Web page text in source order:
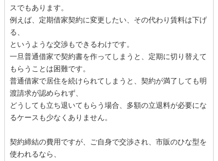
スでもあります。
例えば、定期借家契約に変更したい、その代わり賃料は下げ
る、
というような交渉もできるわけです。
一旦普通借家で契約書を作ってしまうと、定期に切り替えて
もらうことは困難です。
普通借家で居住を続けられてしまうと、契約が満了しても明
渡請求が認められず、
どうしても立ち退いてもらう場合、多額の立退料が必要にな
るケースも少なくありません。
契約締結の費用ですが、ご自身で交渉され、市販のひな型を
使われるなら、